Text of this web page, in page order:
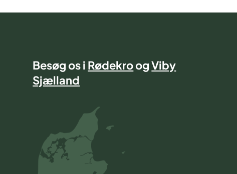
Besøg os i RødekroogViby
Sjælland